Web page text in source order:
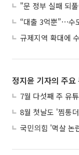
“대출 3억뿐”⋯수
정지윤 기자의 주요
7월 다섯째 주 유
8월 첫날도 '찜통